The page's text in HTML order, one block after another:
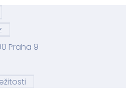
Praha 9